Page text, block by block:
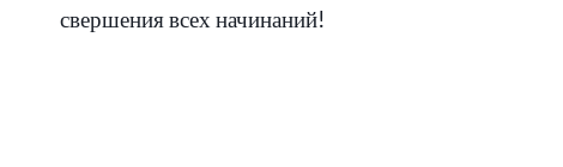
свершения всех начинаний!